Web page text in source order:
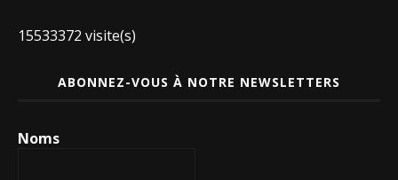
15533372 visite(s)
ABONNEZ-VOUS À NOTRE NEWSLETTERS
Noms